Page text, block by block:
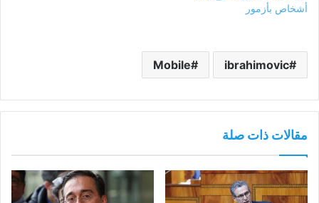
أشخاص بأزمور
ibrahimovic
Mobile
مقالات ذات صلة